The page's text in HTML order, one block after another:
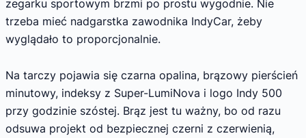
zegarku sportowym brzmi po prostu wygodnie. Nie
trzeba mieć nadgarstka zawodnika IndyCar, żeby
wyglądało to proporcjonalnie.
Na tarczy pojawia się czarna opalina, brązowy pierścień
minutowy, indeksy z Super-LumiNova i logo Indy 500
przy godzinie szóstej. Brąz jest tu ważny, bo od razu
odsuwa projekt od bezpiecznej czerni z czerwienią,